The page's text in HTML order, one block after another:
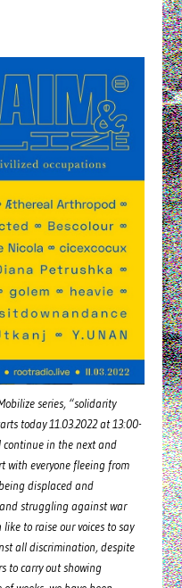
series, “solidarity
today 11.03.2022 at 13:00-
continue in the next and
with everyone fleeing from
displaced and
struggling against war
to raise our voices to say
all discrimination, despite
to carry out showing